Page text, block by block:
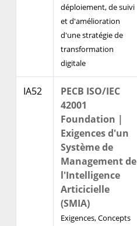
déploiement, de suivi
et d'amélioration
d'une stratégie de
transformation
digitale
IA52
PECB ISO/IEC
42001
Foundation |
Exigences d'un
Système de
Management de
l'Intelligence
Articicielle
(SMIA)
Exigences, Concepts